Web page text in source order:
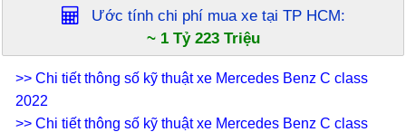
Ước tính chi phí mua xe tại TP HCM:
~ 1 Tỷ 223 Triệu
>> Chi tiết thông số kỹ thuật xe Mercedes Benz C class
2022
>> Chi tiết thông số kỹ thuật xe Mercedes Benz C class